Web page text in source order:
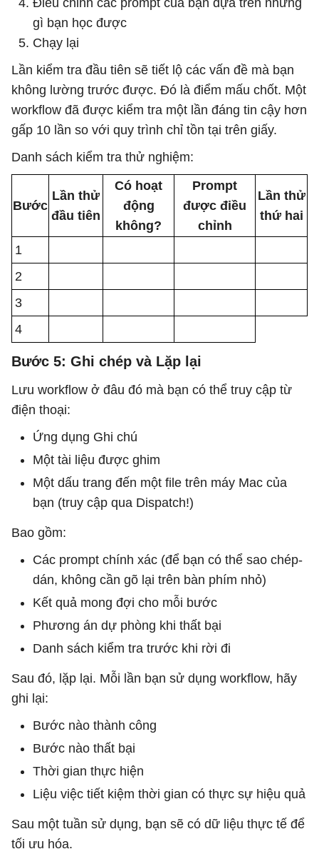
Điều chỉnh các prompt của bạn dựa trên những
gì bạn học được
Chạy lại
Lần kiểm tra đầu tiên sẽ tiết lộ các vấn đề mà bạn
không lường trước được. Đó là điểm mấu chốt. Một
workflow đã được kiểm tra một lần đáng tin cậy hơn
gấp 10 lần so với quy trình chỉ tồn tại trên giấy.
Danh sách kiểm tra thử nghiệm:
Bước
Lần thử
đầu tiên
Có hoạt
động
không?
Prompt
được điều
chỉnh
Lần thử
thứ hai
1
2
3
4
Bước 5: Ghi chép và Lặp lại
Lưu workflow ở đâu đó mà bạn có thể truy cập từ
điện thoại:
Ứng dụng Ghi chú
Một tài liệu được ghim
Một dấu trang đến một file trên máy Mac của
bạn (truy cập qua Dispatch!)
Bao gồm:
Các prompt chính xác (để bạn có thể sao chép-
dán, không cần gõ lại trên bàn phím nhỏ)
Kết quả mong đợi cho mỗi bước
Phương án dự phòng khi thất bại
Danh sách kiểm tra trước khi rời đi
Sau đó, lặp lại. Mỗi lần bạn sử dụng workflow, hãy
ghi lại:
Bước nào thành công
Bước nào thất bại
Thời gian thực hiện
Liệu việc tiết kiệm thời gian có thực sự hiệu quả
Sau một tuần sử dụng, bạn sẽ có dữ liệu thực tế để
tối ưu hóa.